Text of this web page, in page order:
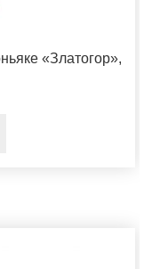
«Златогор»,